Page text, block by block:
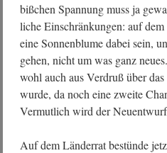
biß­chen Span­nung muss ja
li­che Ein­schrän­kun­gen: auf
eine Son­nen­blu­me dabei sein,
gehen, nicht um was ganz
wohl auch aus Ver­druß über
wur­de, da noch eine zwei­te
Ver­mut­lich wird der
Auf dem Län­der­rat bestün­de